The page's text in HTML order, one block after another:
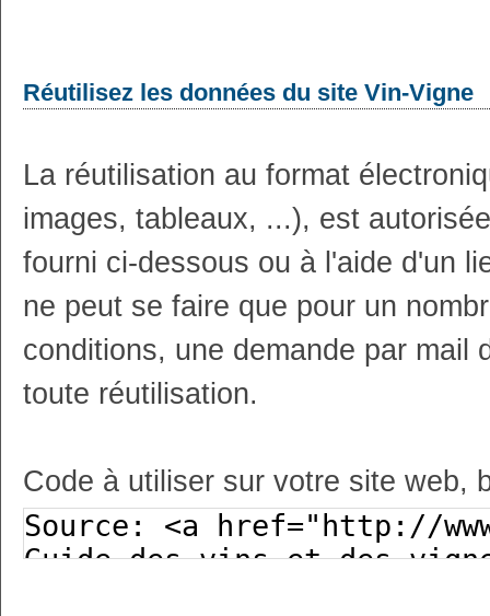
Réutilisez les données du site Vin-Vigne
La réutilisation au format
images, tableaux, ...), est
fourni ci-dessous ou à l'aide d'un
ne peut se faire que pour un
conditions, une demande par mail
toute réutilisation.
Code à utiliser sur votre site web,